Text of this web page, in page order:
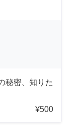
秘密、知りた
¥500